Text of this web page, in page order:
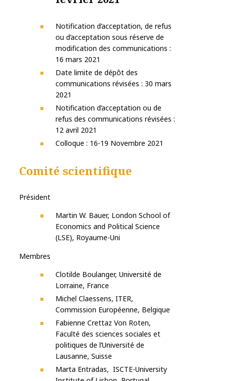
Notification d’acceptation, de refus
ou d’acceptation sous réserve de
modification des communications :
16 mars 2021
Date limite de dépôt des
communications révisées : 30 mars
2021
Notification d’acceptation ou de
refus des communications révisées :
12 avril 2021
Colloque : 16-19 Novembre 2021
Comité scientifique
Président
Martin W. Bauer, London School of
Economics and Political Science
(LSE), Royaume-Uni
Membres
Clotilde Boulanger, Université de
Lorraine, France
Michel Claessens, ITER,
Commission Européenne, Belgique
Fabienne Crettaz Von Roten,
Faculté des sciences sociales et
politiques de l’Université de
Lausanne, Suisse
Marta Entradas, ISCTE-University